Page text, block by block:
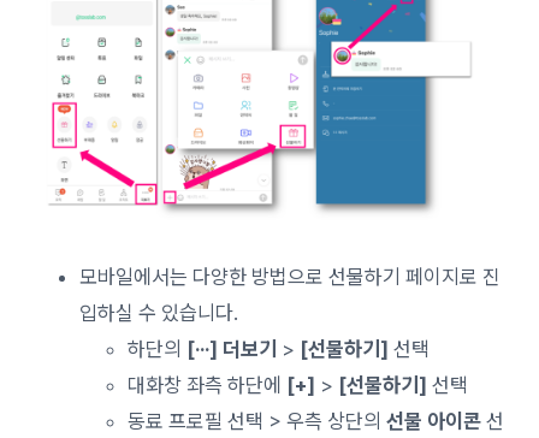
모바일에서는 다양한 방법으로 선물하기 페이지로 진
입하실 수 있습니다.
하단의 [···] 더보기 > [선물하기] 선택
대화창 좌측 하단에 [+] > [선물하기] 선택
동료 프로필 선택 > 우측 상단의선물 아이콘 선